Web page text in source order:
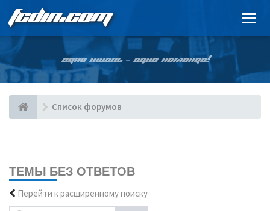
FCDIN.COM
ОДНА ЖИЗНЬ – ОДНА КОМАНДА!
Список форумов
ТЕМЫ БЕЗ ОТВЕТОВ
Перейти к расширенному поиску